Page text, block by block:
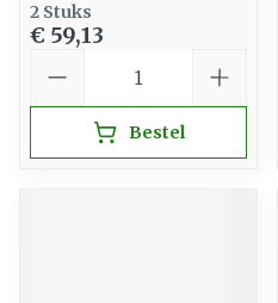
2 Stuks
€ 59,13
Bestel